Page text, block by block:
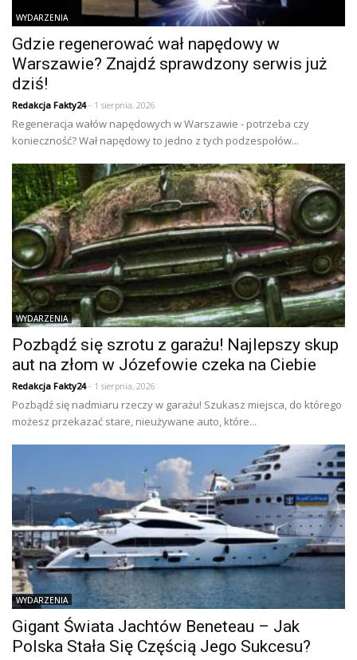
WYDARZENIA
Gdzie regenerować wał napędowy w
Warszawie? Znajdź sprawdzony serwis już
dziś!
Redakcja Fakty24- 1 sierpnia, 2026
Regeneracja wałów napędowych w Warszawie - potrzeba czy
konieczność? Wał napędowy to jedno z tych podzespołów...
WYDARZENIA
Pozbądź się szrotu z garażu! Najlepszy skup
aut na złom w Józefowie czeka na Ciebie
Redakcja Fakty24- 1 sierpnia, 2026
Pozbądź się nadmiaru rzeczy w garażu! Szukasz miejsca, do którego
możesz przekazać stare, nieużywane auto, które...
WYDARZENIA
Gigant Świata Jachtów Beneteau – Jak
Polska Stała Się Częścią Jego Sukcesu?